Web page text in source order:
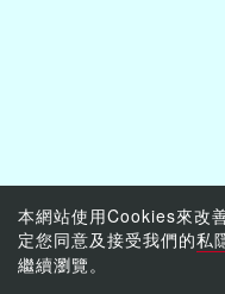
本網站使用Cookies來改
定您同意及接受我們的私
繼續瀏覽。